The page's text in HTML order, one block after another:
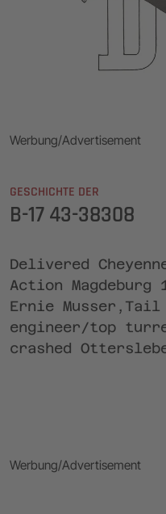
Werbung/Advertisement
GESCHICHTE DER
B-17 43-38308
Delivered
Action
Ernie
engineer/top
crashed
Werbung/Advertisement